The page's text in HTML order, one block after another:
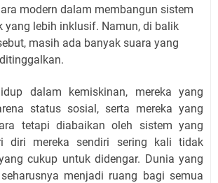
modern dalam membangun sistem
yang lebih inklusif. Namun, di balik
masih ada banyak suara yang
dalam kemiskinan, mereka yang
status sosial, serta mereka yang
tetapi diabaikan oleh sistem yang
diri mereka sendiri sering kali tidak
cukup untuk didengar. Dunia yang
menjadi ruang bagi semua